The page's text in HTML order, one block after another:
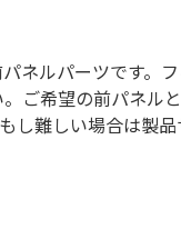
ネルパーツです
ご希望の前パネル
し難しい場合は製